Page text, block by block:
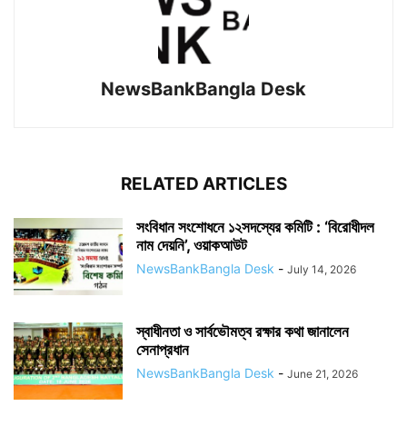
NewsBankBangla Desk
RELATED ARTICLES
সংবিধান সংশোধনে ১২সদস্যের কমিটি : ‘বিরোধীদল
নাম দেয়নি’, ওয়াকআউট
NewsBankBangla Desk - July 14, 2026
স্বাধীনতা ও সার্বভৌমত্ব রক্ষার কথা জানালেন
সেনাপ্রধান
NewsBankBangla Desk - June 21, 2026